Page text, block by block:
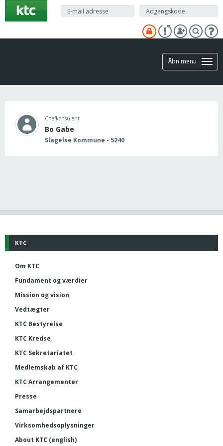
hovedindhold
Åbn menu
Chefkonsulent
Bo Gabe
Slagelse Kommune - 5240
KTC
Om KTC
Fundament og værdier
Mission og vision
Vedtægter
KTC Bestyrelse
KTC Kredse
KTC Sekretariatet
Medlemskab af KTC
KTC Arrangementer
Presse
Samarbejdspartnere
Virksomhedsoplysninger
About KTC (english)